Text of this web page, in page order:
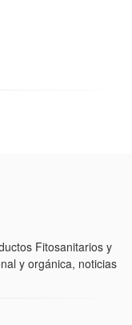
Fitosanitarios y
y orgánica, noticias